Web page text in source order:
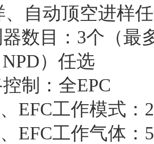
、自动顶空进样
数目：3个（最
）任选
制：全EPC
EFC工作模式
EFC工作气体